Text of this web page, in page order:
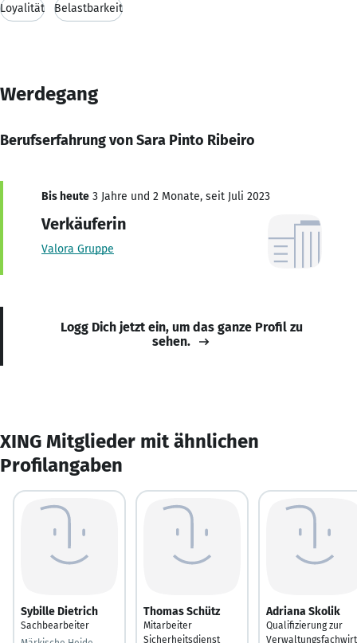
Loyalität Belastbarkeit
Werdegang
Berufserfahrung von Sara Pinto Ribeiro
Bis heute 3 Jahre und 2 Monate, seit Juli 2023
Verkäuferin
Valora Gruppe
Logg Dich jetzt ein, um das ganze Profil zu
sehen.
XING Mitglieder mit ähnlichen
Profilangaben
Sybille Dietrich
Sachbearbeiter
Thomas Schütz
Mitarbeiter
Sicherheitsdienst
Adriana Skolik
Qualifizierung zur